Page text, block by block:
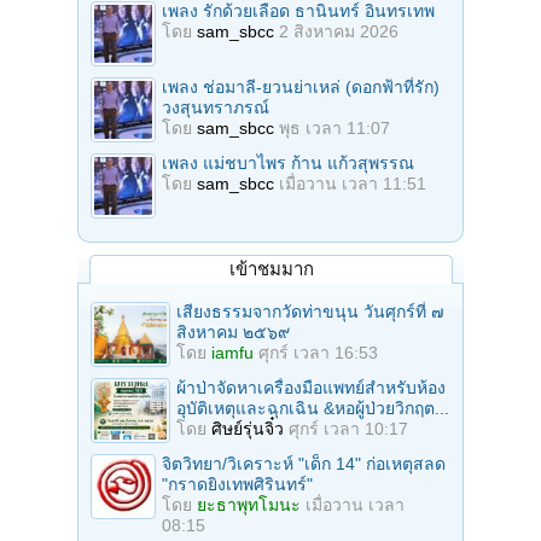
เพลง รักด้วยเลือด ธานินทร์ อินทรเทพ
โดย sam_sbcc 2 สิงหาคม 2026
เพลง ช่อมาลี-ยวนย่าเหล่ (ดอกฟ้าที่รัก)
วงสุนทราภรณ์
โดย sam_sbcc พุธ เวลา 11:07
เพลง แม่ชบาไพร ก้าน แก้วสุพรรณ
โดย sam_sbcc เมื่อวาน เวลา 11:51
เข้าชมมาก
เสียงธรรมจากวัดท่าขนุน วันศุกร์ที่ ๗
สิงหาคม ๒๕๖๙
โดย iamfu ศุกร์ เวลา 16:53
ผ้าป่าจัดหาเครื่องมือแพทย์สำหรับห้อง
อุบัติเหตุและฉุกเฉิน &หอผู้ป่วยวิกฤต...
โดย ศิษย์รุ่นจิ๋ว ศุกร์ เวลา 10:17
จิตวิทยา/วิเคราะห์ "เด็ก 14" ก่อเหตุสลด
"กราดยิงเทพศิรินทร์"
โดย ยะธาพุทโมนะ เมื่อวาน เวลา
08:15